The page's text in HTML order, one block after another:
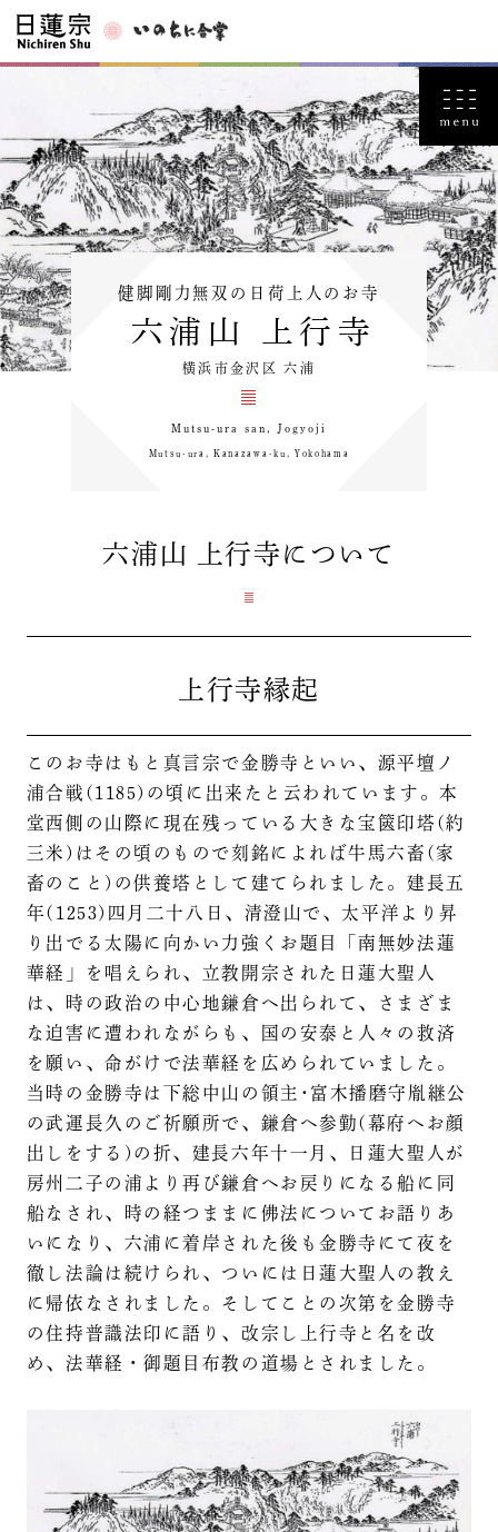
健脚剛力無双の日荷上人のお寺
六浦山 上行寺
横浜市金沢区 六浦
Mutsu-ura san, Jogyoji
Mutsu-ura, Kanazawa-ku, Yokohama
六浦山 上行寺 について
上行寺縁起
このお寺はもと真言宗で金勝寺といい、源平壇ノ
浦合戦(1185)の頃に出来たと云われています。本
堂西側の山際に現在残っている大きな宝篋印塔(約
三米)はその頃のもので刻銘によれば牛馬六畜(家
畜のこと)の供養塔として建てられました。建長五
年(1253)四月二十八日、清澄山で、太平洋より昇
り出でる太陽に向かい力強くお題目「南無妙法蓮
華経」を唱えられ、立教開宗された日蓮大聖人
は、時の政治の中心地鎌倉へ出られて、さまざま
な迫害に遭われながらも、国の安泰と人々の救済
を願い、命がけで法華経を広められていました。
当時の金勝寺は下総中山の領主･富木播磨守胤継公
の武運長久のご祈願所で、鎌倉へ参勤(幕府へお顔
出しをする)の折、建長六年十一月、日蓮大聖人が
房州二子の浦より再び鎌倉へお戻りになる船に同
船なされ、時の経つままに佛法についてお語りあ
いになり、六浦に着岸された後も金勝寺にて夜を
徹し法論は続けられ、ついには日蓮大聖人の教え
に帰依なされました。そしてことの次第を金勝寺
の住持普識法印に語り、改宗し上行寺と名を改
め、法華経・御題目布教の道場とされました。